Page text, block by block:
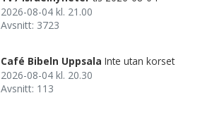
2026-08-04 kl. 21.00
Avsnitt: 3723
Café Bibeln Uppsala Inte utan korset
2026-08-04 kl. 20.30
Avsnitt: 113